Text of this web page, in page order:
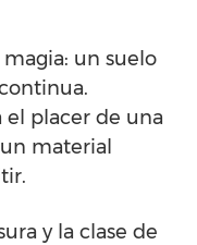
un suelo
el placer de una
material
y la clase de